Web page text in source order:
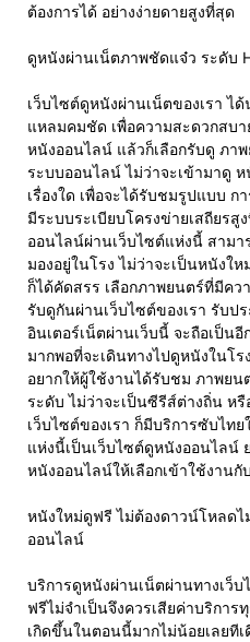
ต้องการได้ อย่างง่ายดายสูงที่สุด
ดูหนังผ่านเน็ตภาพชัดแจ๋ว ระดับ
เว็บไซต์ดูหนังผ่านเน็ตของเรา ไ
แหลมคมชัด เพื่อความสะดวกสบ
หนังออนไลน์ แล้วก็เลือกรับดู ภา
ระบบออนไลน์ ไม่ว่าจะเข้ามาดู
เรื่องใด เพื่อจะได้รับชมรูปแบบ
มีระบบระเบียบโครงข่ายเสถียรสู
ออนไลน์ผ่านเว็บไซต์แห่งนี้ สาม
มองอยู่ในโรง ไม่ว่าจะเป็นหนังใ
ก็ได้คัดสรร เลือกภาพยนตร์ที่มีค
รับดูกันผ่านเว็บไซต์ของเรา รับป
อินเตอร์เน็ตผ่านเว็บนี้ จะถือเป็น
มากพอที่จะเดินทางไปดูหนังในโร
อยากให้ผู้ใช้งานได้รับชม ภาพย
ระดับ ไม่ว่าจะเป็นซีรีส์ต่างถิ่น ห
เว็บไซต์ของเรา ก็มีบริการซับไทย
แห่งนี้เป็นเว็บไซต์ดูหนังออนไลน์
หนังออนไลน์ให้เลือกเข้าใช้งานกั
หนังใหม่ดูฟรี ไม่ต้องดาวน์โหลด
ออนไลน์
บริการดูหนังผ่านเน็ตผ่านทางเว็
ฟรีไม่จำเป็นจึงควรเสียค่าบริกา
เกิดขึ้นในตอนนี้มากไม่น้อยเลยที